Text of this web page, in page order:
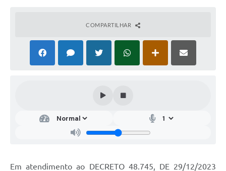
COMPARTILHAR
Em atendimento ao DECRETO 48.745, DE 29/12/2023